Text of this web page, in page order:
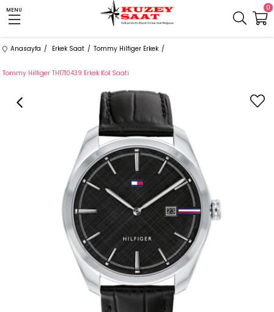
MENU 0
Anasayfa Erkek Saat Tommy Hilfiger Erkek
Tommy Hilfiger TH1710439 Erkek Kol Saati